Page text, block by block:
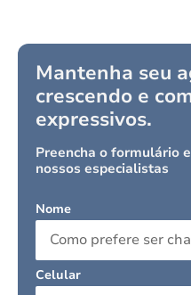
Mantenha seu
crescendo e
expressivos.
Preencha o formulário
nossos especialistas
Nome
Celular